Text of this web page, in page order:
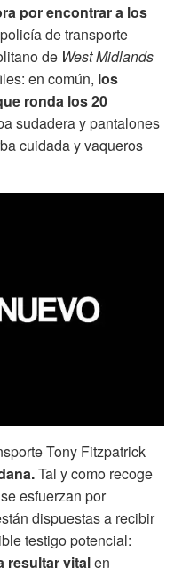
por encontrar a los
de transporte
de West Midlands
en común, los
ronda los 20
sudadera y pantalones
cuidada y vaqueros
Tony Fitzpatrick
Tal y como recoge
esfuerzan por
dispuestas a recibir
testigo potencial:
resultar vitalen